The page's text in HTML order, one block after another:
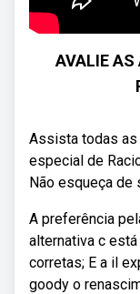
AVALIE
Assista todas as
especial de
Não esqueça de
A preferência
alternativa c
corretas; E a il
goody o